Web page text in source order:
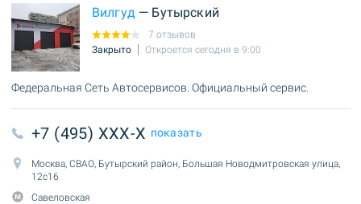
Вилгуд — Бутырский
7 отзывов
Закрыто
Откроется сегодня в 9:00
Федеральная Сеть Автосервисов. Официальный сервис.
+7 (495) XXX-X показать
Москва, СВАО, Бутырский район, Большая Новодмитровская улица,
12с16
Савеловская